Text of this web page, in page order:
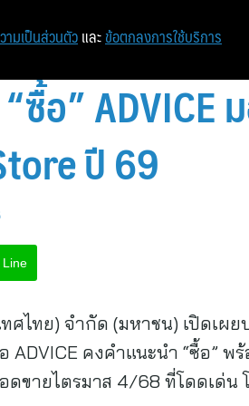
ซื้อ” ADVICE
ปี 69
Line
ไทย) จำกัด (มหาชน) เปิดเผ
คงคำแนะนำ “ซื้อ” พ
ขายไตรมาส 4/68 ที่โดดเด่น
ามเป็นส่วนตัว และ ข้อตกลงการใช้บริการ